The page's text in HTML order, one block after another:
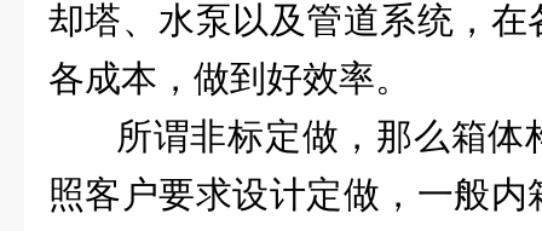
却塔、水泵以及管道系统，
各成本，做到好效率。
所谓非标定做，那么箱体
照客户要求设计定做，一般